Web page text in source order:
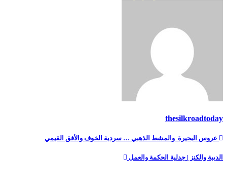
thesilkroadtoday
تصفّح
المقالات
عروس البحيرة والمشط الذهبي … سردية الخوف والأفق القيمي
الدببة والكنز | جدلية الحكمة والعمل